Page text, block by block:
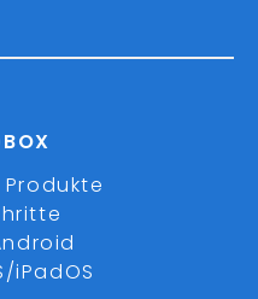
iPadOS